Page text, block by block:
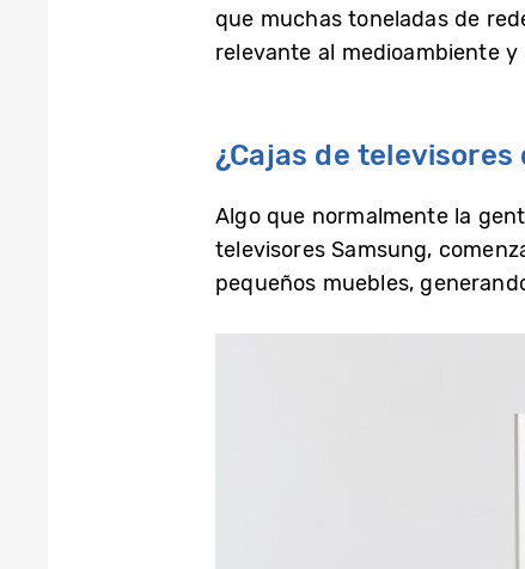
que muchas toneladas de
relevante al medioambiente
¿Cajas de
Algo que normalmente la
televisores Samsung,
pequeños muebles,